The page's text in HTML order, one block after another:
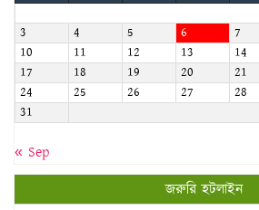
3
4 5 6 7
10
11 12 13 14
17
18 19 20 21
24
25 26 27 28
31
« Sep
জরুরি হটলাইন